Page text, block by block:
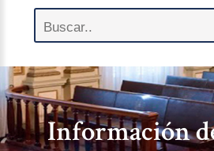
Información